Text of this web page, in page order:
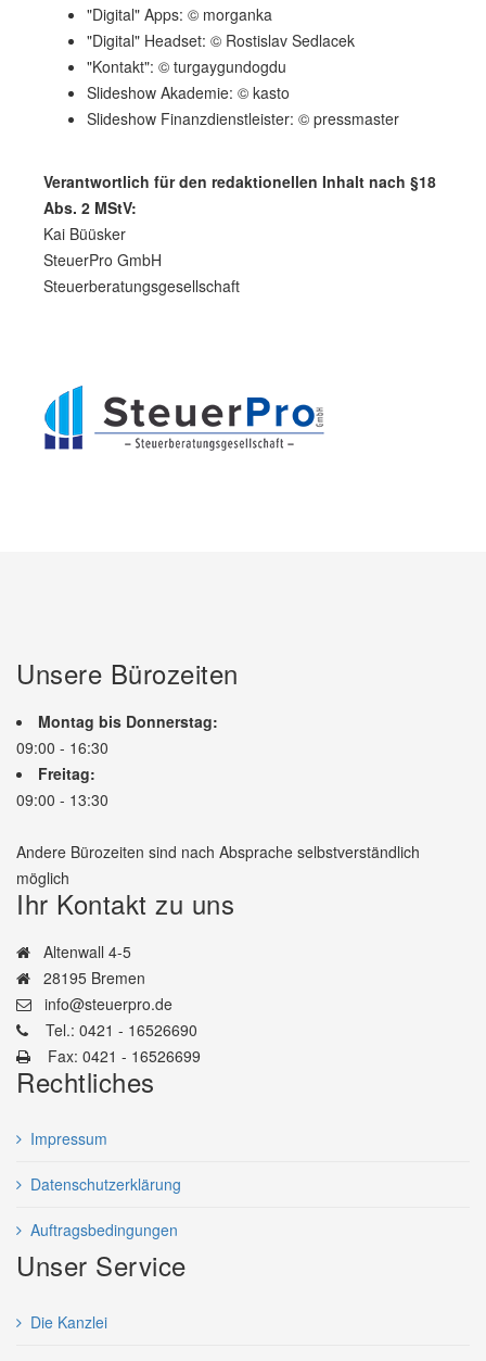
"Digital" Apps: © morganka
"Digital" Headset: © Rostislav Sedlacek
"Kontakt": © turgaygundogdu
Slideshow Akademie: © kasto
Slideshow Finanzdienstleister: © pressmaster
Verantwortlich für den redaktionellen Inhalt nach §18
Abs. 2 MStV:
Kai Büüsker
SteuerPro GmbH
Steuerberatungsgesellschaft
Unsere Bürozeiten
Montag bis Donnerstag:
09:00 - 16:30
Freitag:
09:00 - 13:30
Andere Bürozeiten sind nach Absprache selbstverständlich
möglich
Ihr Kontakt zu uns
Altenwall 4-5
28195 Bremen
info@steuerpro.de
Tel.: 0421 - 16526690
Fax: 0421 - 16526699
Rechtliches
Impressum
Datenschutzerklärung
Auftragsbedingungen
Unser Service
Die Kanzlei